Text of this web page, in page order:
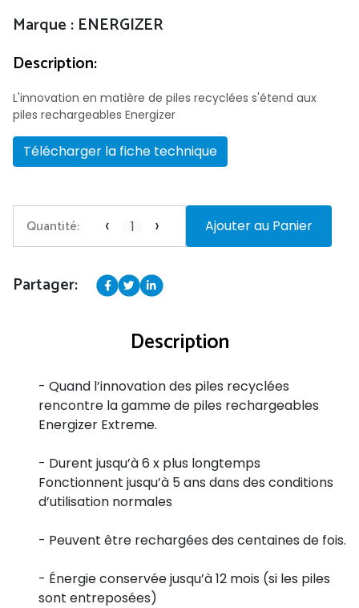
Marque : ENERGIZER
Description:
L'innovation en matière de piles recyclées s'étend aux
piles rechargeables Energizer
Télécharger la fiche technique
Quantité: ‹ › Ajouter au Panier
Partager:
Description
- Quand l’innovation des piles recyclées
rencontre la gamme de piles rechargeables
Energizer Extreme.
- Durent jusqu’à 6 x plus longtemps
Fonctionnent jusqu’à 5 ans dans des conditions
d’utilisation normales
- Peuvent être rechargées des centaines de fois.
- Énergie conservée jusqu’à 12 mois (si les piles
sont entreposées)